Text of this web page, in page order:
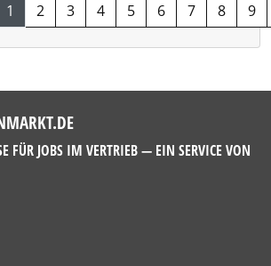
1 2 3 4 5 6 7 8 9
FÜR JOBS IM VERTRIEB — EIN SERVICE VON